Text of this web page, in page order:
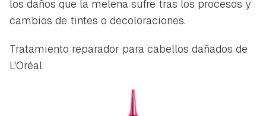
los daños que la melena sufre tras los procesos y
cambios de tintes o decoloraciones.
Tratamiento reparador para cabellos dañados de
L'Oréal